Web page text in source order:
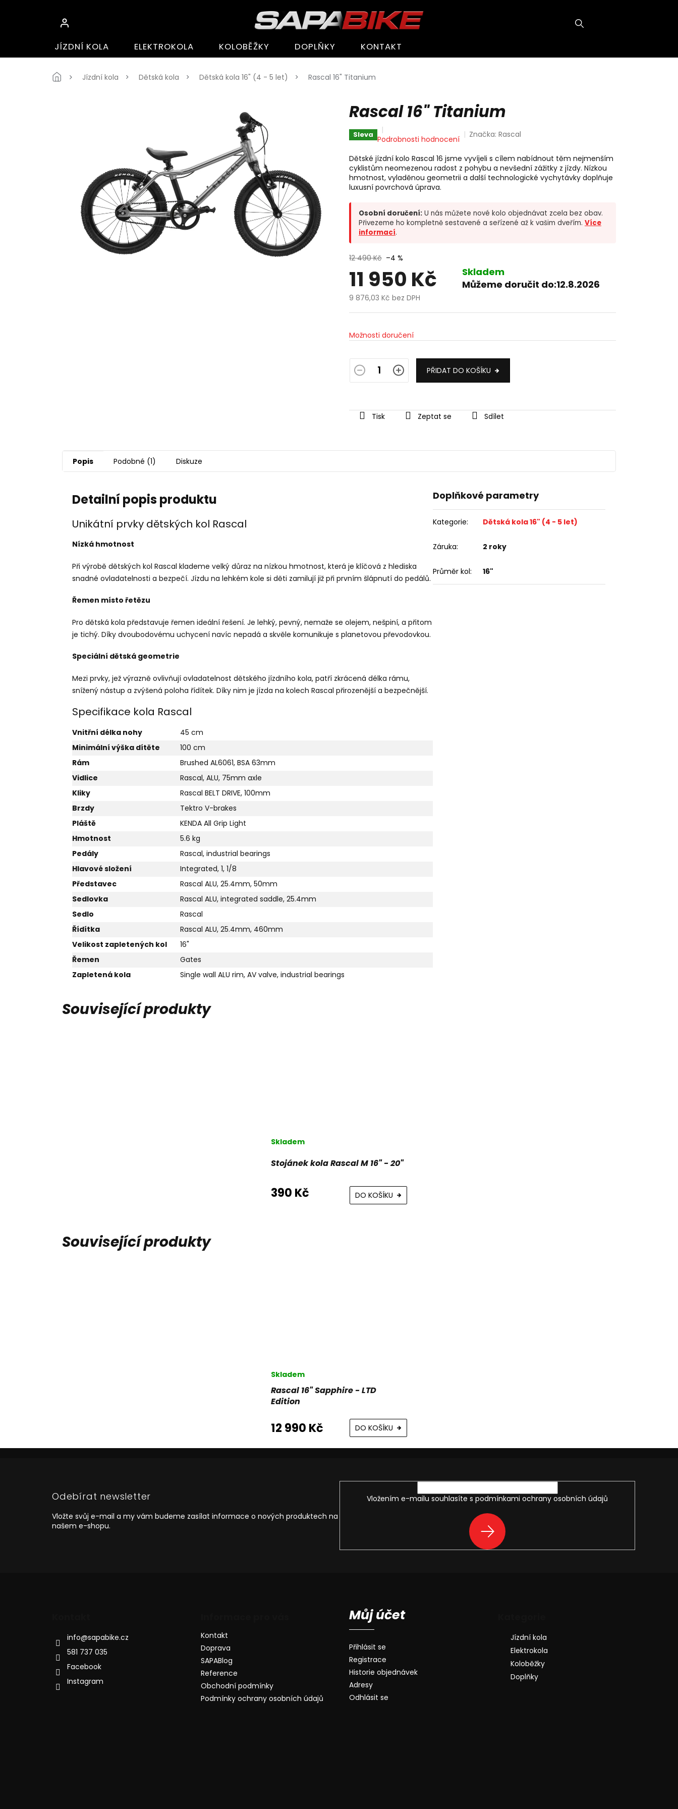
JÍZDNÍ KOLA ELEKTROKOLA KOLOBĚŽKY DOPLŇKY KONTAKT
DomůJízdní kola Dětská kola Dětská kola 16" (4 - 5 let) Rascal 16" Titanium
Rascal 16" Titanium
Sleva Průměrné
produktu
je
0,0
z
Podrobnosti hodnocení Značka:Rascal
Dětské jízdní kolo Rascal 16 jsme vyvíjeli s cílem nabídnout těm nejmenším
cyklistům neomezenou radost z pohybu a nevšední zážitky z jízdy. Nízkou
hmotnost, vyladěnou geometrii a další technologické vychytávky doplňuje
luxusní povrchová úprava.
Osobní doručení: U nás můžete nové kolo objednávat zcela bez obav.
Přivezeme ho kompletně sestavené a seřízené až k vašim dveřím. Více
informací.
12 490 Kč –4 %
11 950 Kč
Skladem
Můžeme doručit do:12.8.2026
9 876,03 Kč bez DPH
Měrná
Možnosti doručení
PŘIDAT DO KOŠÍKU
Tisk Zeptat se Sdílet
Popis Podobné (1) Diskuze
Detailní popis produktu
Unikátní prvky dětských kol Rascal
Nízká hmotnost
Při výrobě dětských kol Rascal klademe velký důraz na nízkou hmotnost, která je klíčová z hlediska
snadné ovladatelnosti a bezpečí. Jízdu na lehkém kole si děti zamilují již při prvním šlápnutí do pedálů.
Řemen místo řetězu
Pro dětská kola představuje řemen ideální řešení. Je lehký, pevný, nemaže se olejem, nešpiní, a přitom
je tichý. Díky dvoubodovému uchycení navíc nepadá a skvěle komunikuje s planetovou převodovkou.
Speciální dětská geometrie
Mezi prvky, jež výrazně ovlivňují ovladatelnost dětského jízdního kola, patří zkrácená délka rámu,
snížený nástup a zvýšená poloha řídítek. Díky nim je jízda na kolech Rascal přirozenější a bezpečnější.
Specifikace kola Rascal
Vnitřní délka nohy
45 cm
Minimální výška dítěte
100 cm
Rám
Brushed AL6061, BSA 63mm
Vidlice
Rascal, ALU, 75mm axle
Kliky
Rascal BELT DRIVE, 100mm
Brzdy
Tektro V-brakes
Pláště
KENDA All Grip Light
Hmotnost
5.6 kg
Pedály
Rascal, industrial bearings
Hlavové složení
Integrated, 1, 1/8
Představec
Rascal ALU, 25.4mm, 50mm
Sedlovka
Rascal ALU, integrated saddle, 25.4mm
Sedlo
Rascal
Řídítka
Rascal ALU, 25.4mm, 460mm
Velikost zapletených kol
16"
Řemen
Gates
Zapletená kola
Single wall ALU rim, AV valve, industrial bearings
Doplňkové parametry
Kategorie: Dětská kola 16" (4 - 5 let)
Záruka: 2 roky
Průměr kol: 16"
Související produkty
Stojánek kola Rascal M 16" - 20"
Skladem
390 Kč DO KOŠÍKU
Související produkty
Rascal 16" Sapphire - LTD
Edition
Skladem
12 990 Kč DO KOŠÍKU
Odebírat newsletter
Vložte svůj e-mail a my vám budeme zasílat informace o nových produktech na
našem e-shopu.
Vložením e-mailu souhlasíte s podmínkami ochrany osobních údajů
PŘIHLÁSIT
SE
info@sapabike.cz
581 737 035
Facebook
Instagram
Kontakt
Doprava
SAPABlog
Reference
Obchodní podmínky
Podmínky ochrany osobních údajů
Můj účet
Přihlásit se
Registrace
Historie objednávek
Adresy
Odhlásit se
Jízdní kola
Elektrokola
Koloběžky
Doplňky